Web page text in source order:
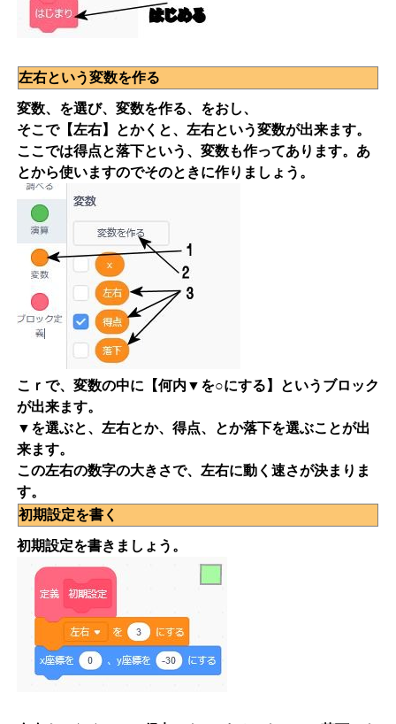
左右という変数を作る
変数、を選び、変数を作る、をおし、
そこで【左右】とかくと、左右という変数が出来ます。
ここでは得点と落下という、変数も作ってあります。あ
とから使いますのでそのときに作りましょう。
こｒで、変数の中に【何内▼を○にする】というブロック
が出来ます。
▼を選ぶと、左右とか、得点、とか落下を選ぶことが出
来ます。
この左右の数字の大きさで、左右に動く速さが決まりま
す。
初期設定を書く
初期設定を書きましょう。